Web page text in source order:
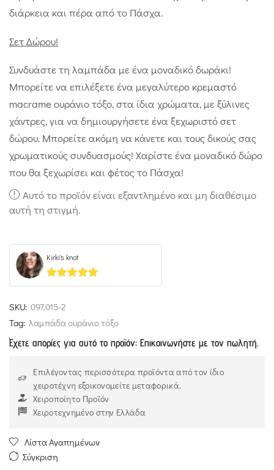
διάρκεια και πέρα από το Πάσχα.
Σετ Δώρου!
Συνδυάστε τη λαμπάδα με ένα μοναδικό δωράκι!
Μπορείτε να επιλέξετε ένα μεγαλύτερο κρεμαστό
macrame ουράνιο τόξο, στα ίδια χρώματα, με ξύλινες
χάντρες, για να δημιουργήσετε ένα ξεχωριστό σετ
δώρου. Μπορείτε ακόμη να κάνετε και τους δικούς σας
χρωματικούς συνδυασμούς! Χαρίστε ένα μοναδικό δώρο
που θα ξεχωρίσει και φέτος το Πάσχα!
Αυτό το προϊόν είναι εξαντλημένο και μη διαθέσιμο
αυτή τη στιγμή.
Kirki's knot
5out of 5
SKU: 097.015-2
Tag: λαμπάδα ουράνιο τόξο
Έχετε απορίες για αυτό το προϊόν; Επικοινωνήστε με τον πωλητή.
Επιλέγοντας περισσότερα προϊόντα από τον ίδιο
χειροτέχνη εξοικονομείτε μεταφορικά.
Χειροποίητο Προϊόν
Χειροτεχνημένο στην Ελλάδα
Λίστα Αγαπημένων
Σύγκριση